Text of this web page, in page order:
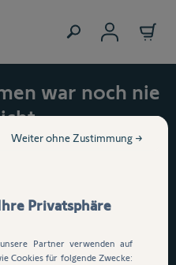
war noch nie
auf den
Serenia
öffnet per
Privatsphäre
Partner verwenden auf
Cookies für folgende Zwecke:
Weiter ohne Zustimmung →